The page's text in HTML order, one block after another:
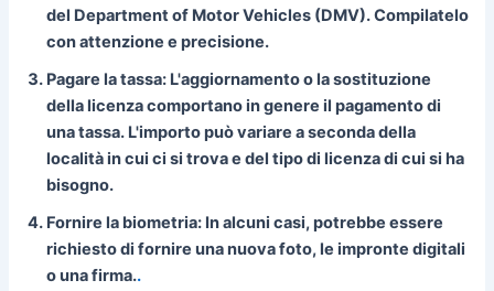
del Department of Motor Vehicles (DMV). Compilatelo
con attenzione e precisione.
Pagare la tassa: L'aggiornamento o la sostituzione
della licenza comportano in genere il pagamento di
una tassa. L'importo può variare a seconda della
località in cui ci si trova e del tipo di licenza di cui si ha
bisogno.
Fornire la biometria: In alcuni casi, potrebbe essere
richiesto di fornire una nuova foto, le impronte digitali
o una firma..